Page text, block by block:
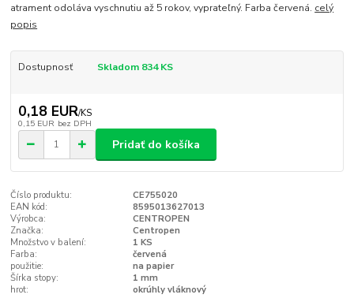
atrament odoláva vyschnutiu až 5 rokov, vyprateľný. Farba červená. celý
popis
Dostupnosť Skladom 834 KS
0,18 EUR/KS
0,15 EUR bez DPH
Pridať do košíka
Číslo produktu:
CE755020
EAN kód:
8595013627013
Výrobca:
CENTROPEN
Značka:
Centropen
Množstvo v balení:
1 KS
Farba:
červená
použitie:
na papier
Šírka stopy:
1 mm
hrot:
okrúhly vláknový